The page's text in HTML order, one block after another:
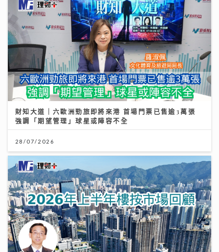
財知大道｜六歐洲勁旅即將來港 首場門票已售逾3萬張
強調「期望管理」球星或陣容不全
28/07/2026